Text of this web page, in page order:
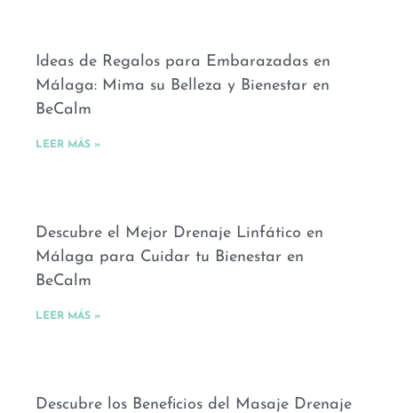
Ideas de Regalos para Embarazadas en
Málaga: Mima su Belleza y Bienestar en
BeCalm
LEER MÁS »
Descubre el Mejor Drenaje Linfático en
Málaga para Cuidar tu Bienestar en
BeCalm
LEER MÁS »
Descubre los Beneficios del Masaje Drenaje